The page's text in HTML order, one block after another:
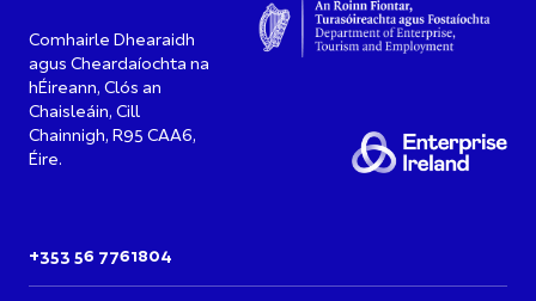
Comhairle Dhearaidh
agus Cheardaíochta na
hÉireann, Clós an
Chaisleáin, Cill
Chainnigh, R95 CAA6,
Éire.
+353 56 7761804